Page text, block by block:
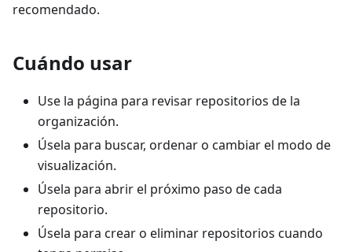
recomendado.
Cuándo usar
Use la página para revisar repositorios de la
organización.
Úsela para buscar, ordenar o cambiar el modo de
visualización.
Úsela para abrir el próximo paso de cada
repositorio.
Úsela para crear o eliminar repositorios cuando